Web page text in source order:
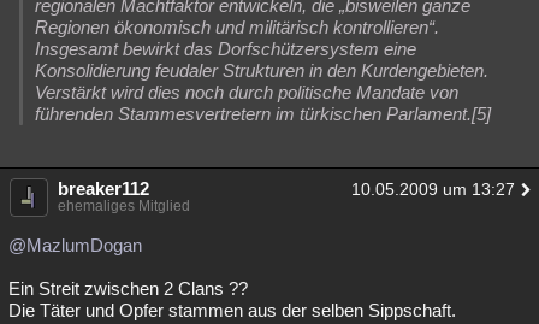
regionalen Machtfaktor entwickeln, die „bisweilen ganze
Regionen ökonomisch und militärisch kontrollieren“.
Insgesamt bewirkt das Dorfschützersystem eine
Konsolidierung feudaler Strukturen in den Kurdengebieten.
Verstärkt wird dies noch durch politische Mandate von
führenden Stammesvertretern im türkischen Parlament.[5]
breaker112 10.05.2009 um 13:27
ehemaliges Mitglied
@MazlumDogan
Ein Streit zwischen 2 Clans ??
Die Täter und Opfer stammen aus der selben Sippschaft.